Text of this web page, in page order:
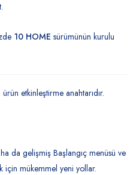
10 HOME sürümünün kurulu
etkinleştirme anahtarıdır.
da gelişmiş Başlangıç menüsü ve
mükemmel yeni yollar.